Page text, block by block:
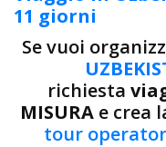
11 giorni
Se vuoi
richiesta
MISURA e crea
tour